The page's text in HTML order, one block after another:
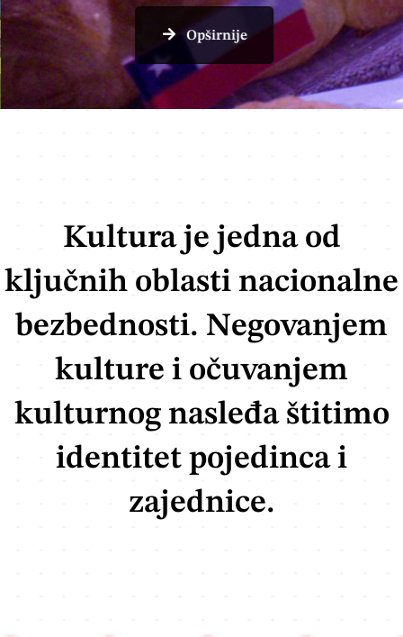
Opširnije
Kultura je jedna od
ključnih oblasti nacionalne
bezbednosti. Negovanjem
kulture i očuvanjem
kulturnog nasleđa štitimo
identitet pojedinca i
zajednice.